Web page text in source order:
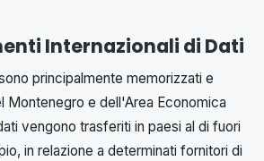
Internazionali di Dati
principalmente memorizzati e
Montenegro e dell'Area Economica
vengono trasferiti in paesi al di fuori
in relazione a determinati fornitori di